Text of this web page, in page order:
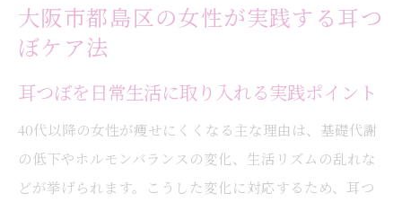
大阪市都島区の女性が実践する耳つ
ぼケア法
耳つぼを日常生活に取り入れる実践ポイント
40代以降の女性が痩せにくくなる主な理由は、基礎代謝
の低下やホルモンバランスの変化、生活リズムの乱れな
どが挙げられます。こうした変化に対応するため、耳つ